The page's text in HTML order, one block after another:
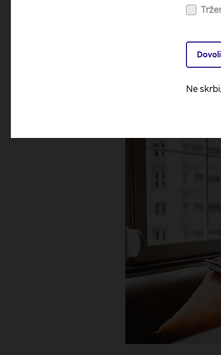
določiti, kdaj, kje in
in omogočajo
konkreten cilj: na
natančno določena
Ne